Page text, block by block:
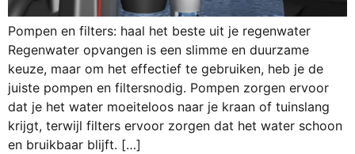
Pompen en filters: haal het beste uit je regenwater
Regenwater opvangen is een slimme en duurzame
keuze, maar om het effectief te gebruiken, heb je de
juiste pompen en filtersnodig. Pompen zorgen ervoor
dat je het water moeiteloos naar je kraan of tuinslang
krijgt, terwijl filters ervoor zorgen dat het water schoon
en bruikbaar blijft. […]